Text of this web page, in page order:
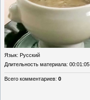
Язык: Русский
Длительность материала: 00:01:05
Всего комментариев: 0